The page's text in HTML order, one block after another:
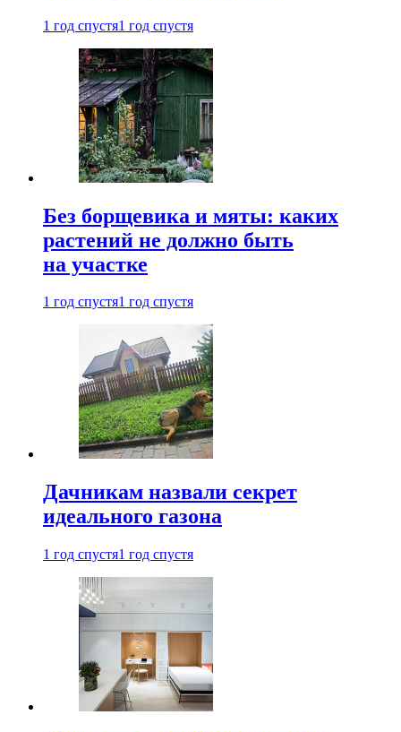
1 год спустя1 год спустя
Без борщевика и мяты: каких
растений не должно быть
на участке
1 год спустя1 год спустя
Дачникам назвали секрет
идеального газона
1 год спустя1 год спустя